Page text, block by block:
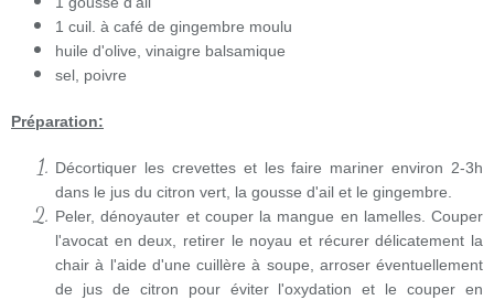
1 cuil. à café de gingembre moulu
huile d'olive, vinaigre balsamique
sel, poivre
Préparation:
Décortiquer les crevettes et les faire mariner environ 2-3h
dans le jus du citron vert, la gousse d'ail et le gingembre.
Peler, dénoyauter et couper la mangue en lamelles. Couper
l'avocat en deux, retirer le noyau et récurer délicatement la
chair à l'aide d'une cuillère à soupe, arroser éventuellement
de jus de citron pour éviter l'oxydation et le couper en